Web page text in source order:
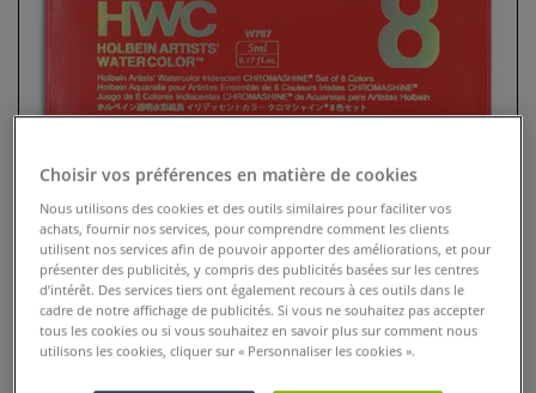
Choisir vos préférences en matière de cookies
Nous utilisons des cookies et des outils similaires pour faciliter vos
achats, fournir nos services, pour comprendre comment les clients
utilisent nos services afin de pouvoir apporter des améliorations, et pour
présenter des publicités, y compris des publicités basées sur les centres
d’intérêt. Des services tiers ont également recours à ces outils dans le
cadre de notre affichage de publicités. Si vous ne souhaitez pas accepter
tous les cookies ou si vous souhaitez en savoir plus sur comment nous
utilisons les cookies, cliquer sur « Personnaliser les cookies ».